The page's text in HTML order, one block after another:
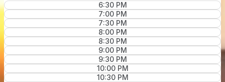
6:30 PM
7:00 PM
7:30 PM
8:00 PM
8:30 PM
9:00 PM
9:30 PM
10:00 PM
10:30 PM